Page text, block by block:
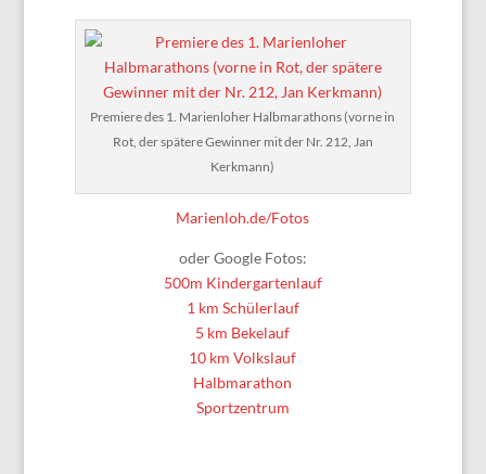
Premiere des 1. Marienloher Halbmarathons (vorne in
Rot, der spätere Gewinner mit der Nr. 212, Jan
Kerkmann)
Marienloh.de/Fotos
oder Google Fotos:
500m Kindergartenlauf
1 km Schülerlauf
5 km Bekelauf
10 km Volkslauf
Halbmarathon
Sportzentrum